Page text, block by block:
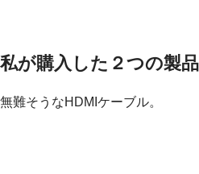
私が購入した２つの製
無難そうなHDMIケーブル。